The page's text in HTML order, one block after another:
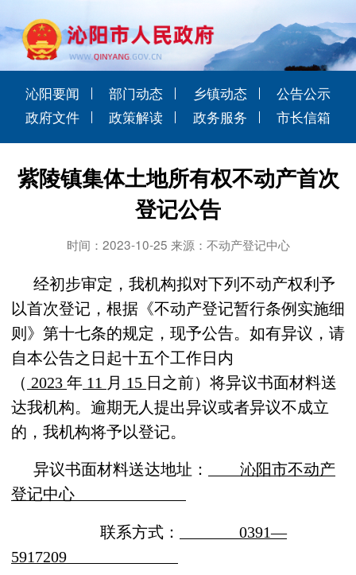
沁阳要闻 部门动态 乡镇动态
公告公示
政府文件
政策解读 政务服务 市长信箱
紫陵镇集体土地所有权不动产首次
登记公告
时间：2023-10-25 来源：不动产登记中心
经初步审定，我机构拟对下列不动产权利予
以首次登记，根据《不动产登记暂行条例实施细
则》第十七条的规定，现予公告。如有异议，请
自本公告之日起十五个工作日内
（ 2023 年 11 月 15 日之前）将异议书面材料送
达我机构。逾期无人提出异议或者异议不成立
的，我机构将予以登记。
异议书面材料送达地址：
沁阳市不动产
登记中心
联系方式： 0391—
5917209